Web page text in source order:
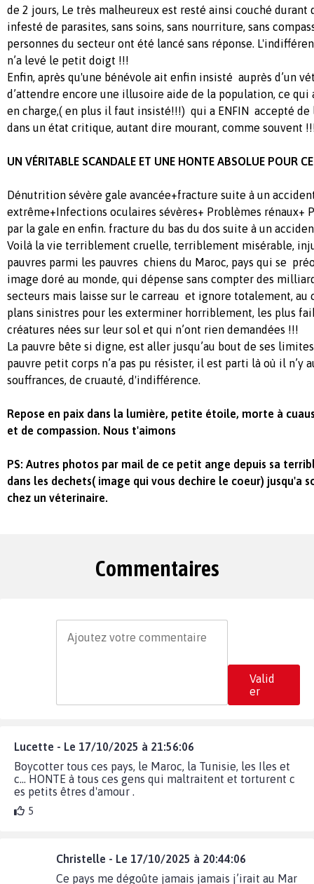
de 2 jours, Le très malheureux est resté ainsi couché durant
infesté de parasites, sans soins, sans nourriture, sans
personnes du secteur ont été lancé sans réponse.
n’a levé le petit doigt !!!
Enfin, après qu'une bénévole ait enfin insisté auprès d’un
d’attendre encore une illusoire aide de la population, ce qui
en charge,( en plus il faut insisté!!!) qui a ENFIN accepté de
dans un état critique, autant dire mourant, comme souvent
UN VÉRITABLE SCANDALE ET UNE HONTE ABSOLUE POUR
Dénutrition sévère gale avancée+fracture suite à un
extrême+Infections oculaires sévères+ Problèmes rénaux+
par la gale en enfin. fracture du bas du dos suite à un
Voilà la vie terriblement cruelle, terriblement misérable,
pauvres parmi les pauvres chiens du Maroc, pays qui se
image doré au monde, qui dépense sans compter des
secteurs mais laisse sur le carreau et ignore totalement, au
plans sinistres pour les exterminer horriblement, les plus
créatures nées sur leur sol et qui n’ont rien demandées !!!
La pauvre bête si digne, est aller jusqu’au bout de ses
pauvre petit corps n’a pas pu résister, il est parti là où il n’y
souffrances, de cruauté, d'indifférence.
Repose en paix dans la lumière, petite étoile, morte à
et de compassion. Nous t'aimons
PS: Autres photos par mail de ce petit ange depuis sa
dans les dechets( image qui vous dechire le coeur)
chez un véterinaire.
Commentaires
Valid
er
Lucette - Le 17/10/2025 à 21:56:06
Boycotter tous ces pays, le Maroc, la Tunisie, les Iles et
c... HONTE à tous ces gens qui maltraitent et torturent c
es petits êtres d'amour .
5
Christelle - Le 17/10/2025 à 20:44:06
Ce pays me dégoûte jamais jamais j’irait au Mar